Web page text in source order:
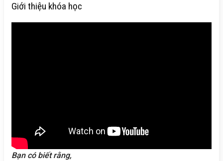
Giới thiệu khóa học
Bạn có biết rằng,